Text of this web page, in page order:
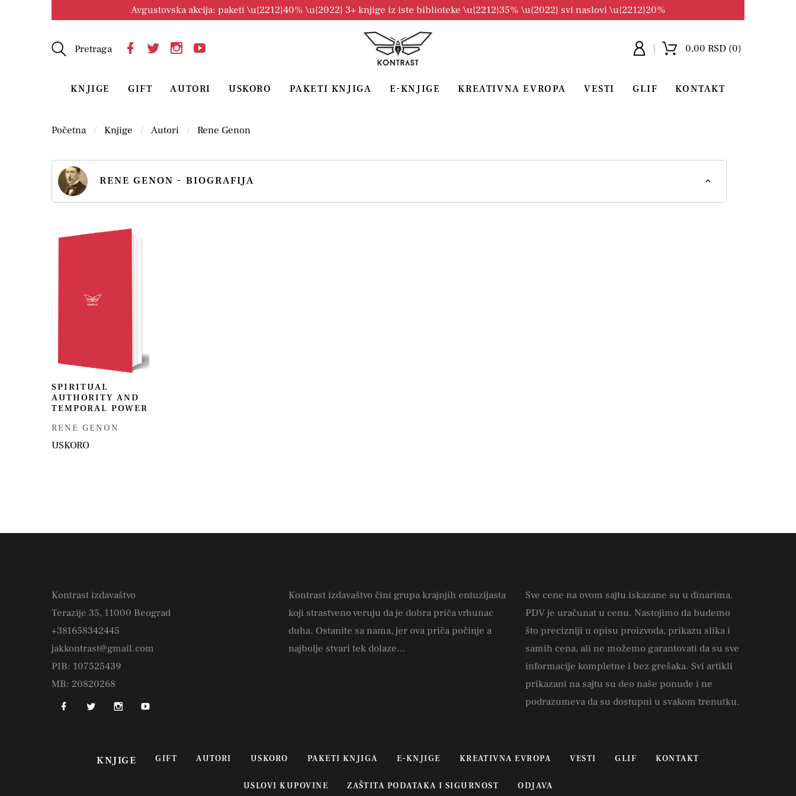
Avgustovska akcija: paketi \u{2212}40% \u{2022} 3+ knjige iz iste biblioteke \u{2212}35% \u{2022} svi naslovi \u{2212}20%
Pretraga 0,00 RSD (0)
KNJIGE GIFT AUTORI USKORO PAKETI KNJIGA E-KNJIGE KREATIVNA EVROPA VESTI GLIF KONTAKT
Početna Knjige Autori Rene Genon
RENE GENON - BIOGRAFIJA
SPIRITUAL
AUTHORITY AND
TEMPORAL POWER
RENE GENON
USKORO
Kontrast izdavaštvo
Terazije 35, 11000 Beograd
+381658342445
jakkontrast@gmail.com
PIB: 107525439
MB: 20820268
Kontrast izdavaštvo čini grupa krajnjih entuzijasta
koji strastveno veruju da je dobra priča vrhunac
duha. Ostanite sa nama, jer ova priča počinje a
najbolje stvari tek dolaze...
Sve cene na ovom sajtu iskazane su u dinarima.
PDV je uračunat u cenu. Nastojimo da budemo
što precizniji u opisu proizvoda, prikazu slika i
samih cena, ali ne možemo garantovati da su sve
informacije kompletne i bez grešaka. Svi artikli
prikazani na sajtu su deo naše ponude i ne
podrazumeva da su dostupni u svakom trenutku.
KNJIGE GIFT AUTORI USKORO PAKETI KNJIGA E-KNJIGE KREATIVNA EVROPA VESTI GLIF KONTAKT
USLOVI KUPOVINE ZAŠTITA PODATAKA I SIGURNOST ODJAVA